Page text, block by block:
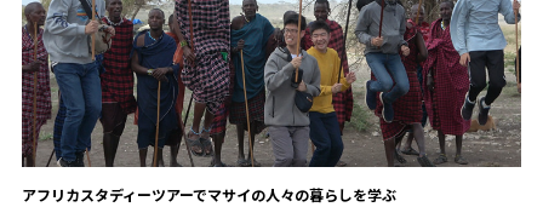
アフリカスタディーツアーでマサイの人々の暮らしを学ぶ